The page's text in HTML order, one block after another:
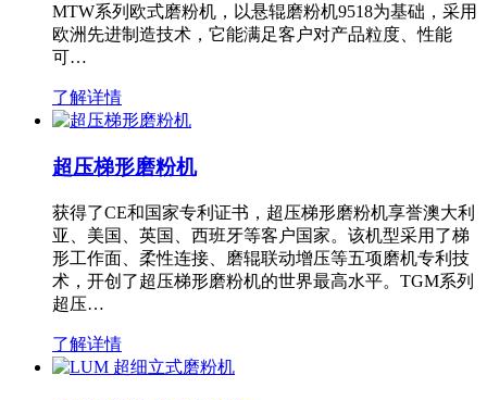
MTW系列欧式磨粉机，以悬辊磨粉机9518为基础，采用
欧洲先进制造技术，它能满足客户对产品粒度、性能
可…
了解详情
超压梯形磨粉机
获得了CE和国家专利证书，超压梯形磨粉机享誉澳大利
亚、美国、英国、西班牙等客户国家。该机型采用了梯
形工作面、柔性连接、磨辊联动增压等五项磨机专利技
术，开创了超压梯形磨粉机的世界最高水平。TGM系列
超压…
了解详情